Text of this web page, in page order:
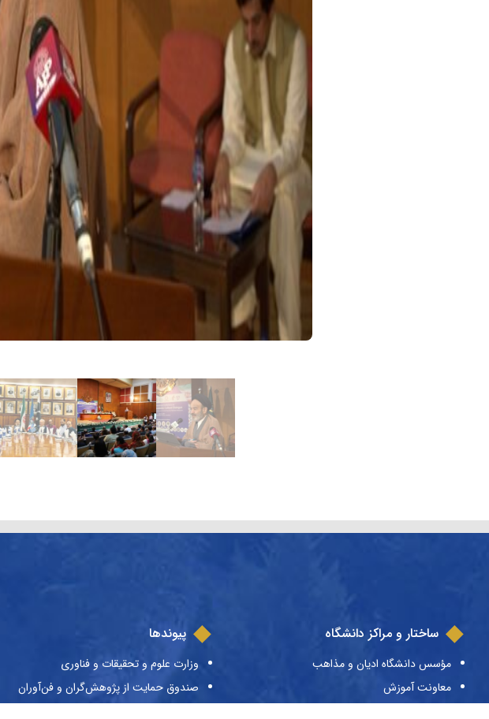
ساختار و مراکز دانشگاه
مؤسس دانشگاه ادیان و مذاهب
معاونت آموزش
پیوندها
وزارت علوم و تحقیقات و فناوری
صندوق حمایت از پژوهش‌گران و فن‌آوران